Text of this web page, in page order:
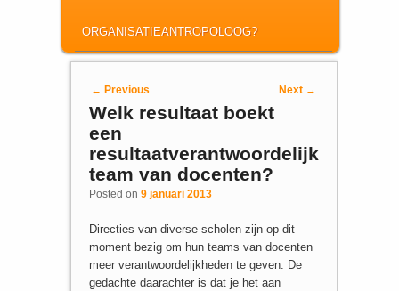
ORGANISATIEANTROPOLOOG?
Post navigation
← Previous Next →
Welk resultaat boekt
een
resultaatverantwoordelijk
team van docenten?
Posted on 9 januari 2013
Directies van diverse scholen zijn op dit
moment bezig om hun teams van docenten
meer verantwoordelijkheden te geven. De
gedachte daarachter is dat je het aan